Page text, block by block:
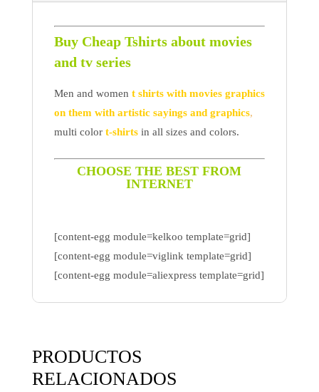
Buy Cheap Tshirts about movies
and tv series
Men and women t shirts with movies graphics
on them with artistic sayings and graphics,
multi color t-shirtsin all sizes and colors.
CHOOSE THE BEST FROM
INTERNET
[content-egg module=kelkoo template=grid]
[content-egg module=viglink template=grid]
[content-egg module=aliexpress template=grid]
PRODUCTOS
RELACIONADOS